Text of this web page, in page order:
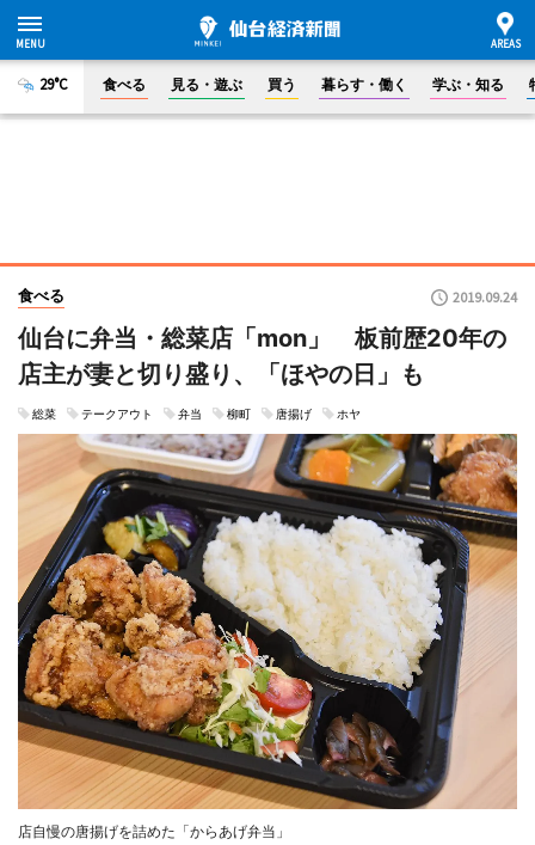
29°C 食べる 見る・遊ぶ 買う 暮らす・働く 学ぶ・知る
食べる 2019.09.24
仙台に弁当・総菜店「mon」 板前歴20年の
店主が妻と切り盛り、「ほやの日」も
総菜 テークアウト 弁当 柳町 唐揚げ ホヤ
店自慢の唐揚げを詰めた「からあげ弁当」